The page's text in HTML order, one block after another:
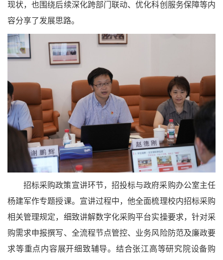
现状，也围绕后续深化跨部门联动、优化科创服务保障等内
容分享了发展思路。
招标采购政策宣讲环节，招投标与政府采购办公室主任
杨建军作专题授课。宣讲过程中，他全面梳理校内招标采购
相关管理规定，细致讲解数字化采购平台实操要求，针对采
购需求申报撰写、全流程节点管控、业务风险防范及廉政要
求等重点内容展开细致辅导。结合张江高等研究院设备购